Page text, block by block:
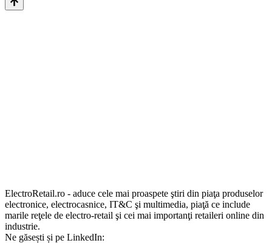
ElectroRetail.ro - aduce cele mai proaspete ştiri din piaţa produselor
electronice, electrocasnice, IT&C şi multimedia, piaţă ce include
marile reţele de electro-retail şi cei mai importanţi retaileri online din
industrie.
Ne găsești și pe LinkedIn: